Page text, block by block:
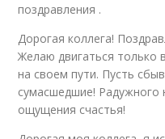
поздравления .
Дорогая коллега!
Желаю двигаться только
на своем пути. Пусть
сумасшедшие! Радужного
ощущения счастья!